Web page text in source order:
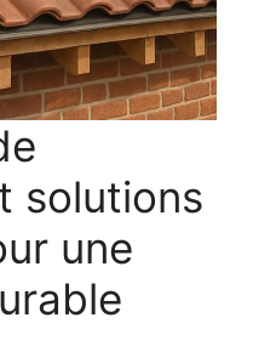
solutions
une